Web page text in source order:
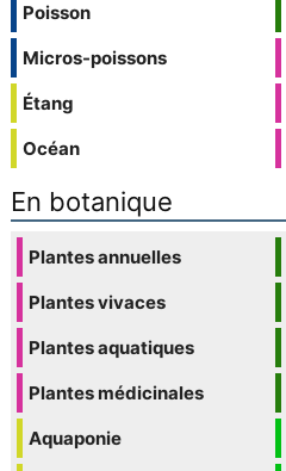
Poisson
Micros-poissons
Étang
Océan
En botanique
Plantes annuelles
Plantes vivaces
Plantes aquatiques
Plantes médicinales
Aquaponie